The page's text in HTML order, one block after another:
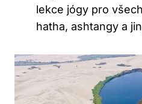
lekce jógy pro
hatha, ashtangy a